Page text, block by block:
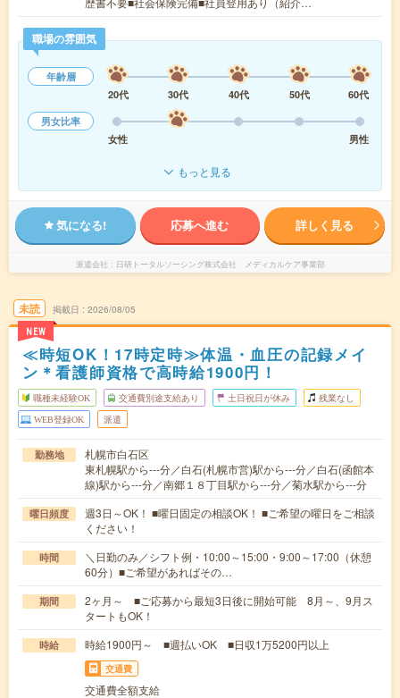
職場の雰囲気
年齢層
20代
30代 40代 50代
60代
男女比率
女性
男性
もっと見る
気になる! 応募へ進む 詳しく見る
派遣会社 日研トータルソーシング株式会社 メディカルケア事業部
未読
NEW
掲載日 2026/08/05
≪時短OK！17時定時≫体温・血圧の記録メイ
ン＊看護師資格で高時給1900円！
職種未経験OK 交通費別途支給あり 土日祝日が休み 残業なし
WEB登録OK 派遣
勤務地
札幌市白石区
東札幌駅から---分／白石(札幌市営)駅から---分／白石(函館本
線)駅から---分／南郷１８丁目駅から---分／菊水駅から---分
曜日頻度
週3日～OK！ ■曜日固定の相談OK！ ■ご希望の曜日をご相談
ください！
時間
＼日勤のみ／シフト例・10:00～15:00・9:00～17:00（休憩
60分）■ご希望があればその…
期間
2ヶ月～ ■ご応募から最短3日後に開始可能 8月～、9月ス
タートもOK！
時給 時給1900円～ ■週払いOK ■日収1万5200円以上
交通費
交通費全額支給